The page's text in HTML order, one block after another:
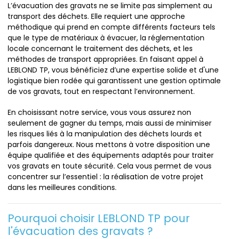
L’évacuation des gravats ne se limite pas simplement au
transport des déchets. Elle requiert une approche
méthodique qui prend en compte différents facteurs tels
que le type de matériaux à évacuer, la réglementation
locale concernant le traitement des déchets, et les
méthodes de transport appropriées. En faisant appel à
LEBLOND TP, vous bénéficiez d’une expertise solide et d'une
logistique bien rodée qui garantissent une gestion optimale
de vos gravats, tout en respectant l’environnement.
En choisissant notre service, vous vous assurez non
seulement de gagner du temps, mais aussi de minimiser
les risques liés à la manipulation des déchets lourds et
parfois dangereux. Nous mettons à votre disposition une
équipe qualifiée et des équipements adaptés pour traiter
vos gravats en toute sécurité. Cela vous permet de vous
concentrer sur l’essentiel : la réalisation de votre projet
dans les meilleures conditions.
Pourquoi choisir LEBLOND TP pour
l'évacuation des gravats ?